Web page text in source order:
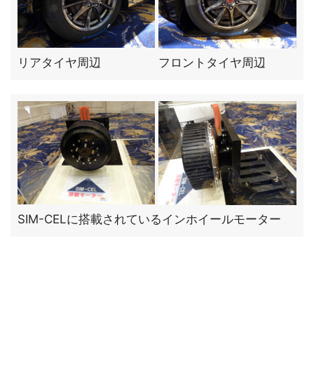
リアタイヤ周辺 フロントタイヤ周辺
SIM-CELに搭載されているインホイールモーター